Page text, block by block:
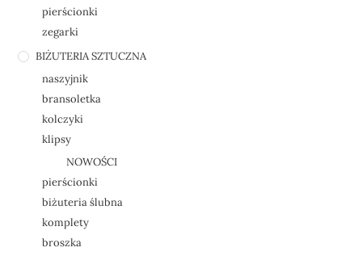
pierścionki
zegarki
BIŻUTERIA SZTUCZNA
naszyjnik
bransoletka
kolczyki
klipsy
NOWOŚCI
pierścionki
biżuteria ślubna
komplety
broszka